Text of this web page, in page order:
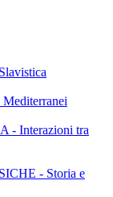
- Interazioni tra
- Storia e